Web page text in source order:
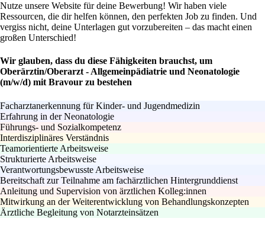
Nutze unsere Website für deine Bewerbung! Wir haben viele
Ressourcen, die dir helfen können, den perfekten Job zu finden. Und
vergiss nicht, deine Unterlagen gut vorzubereiten – das macht einen
großen Unterschied!
Wir glauben, dass du diese Fähigkeiten brauchst, um
Oberärztin/Oberarzt - Allgemeinpädiatrie und Neonatologie
(m/w/d) mit Bravour zu bestehen
Facharztanerkennung für Kinder- und Jugendmedizin
Erfahrung in der Neonatologie
Führungs- und Sozialkompetenz
Interdisziplinäres Verständnis
Teamorientierte Arbeitsweise
Strukturierte Arbeitsweise
Verantwortungsbewusste Arbeitsweise
Bereitschaft zur Teilnahme am fachärztlichen Hintergrunddienst
Anleitung und Supervision von ärztlichen Kolleg:innen
Mitwirkung an der Weiterentwicklung von Behandlungskonzepten
Ärztliche Begleitung von Notarzteinsätzen